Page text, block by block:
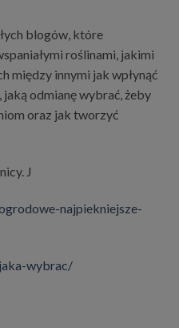
blogów, które
roślinami, jakimi
między innymi jak wpłynąć
odmianę wybrać, żeby
oraz jak tworzyć
J
najpiekniejsze-
wybrac/